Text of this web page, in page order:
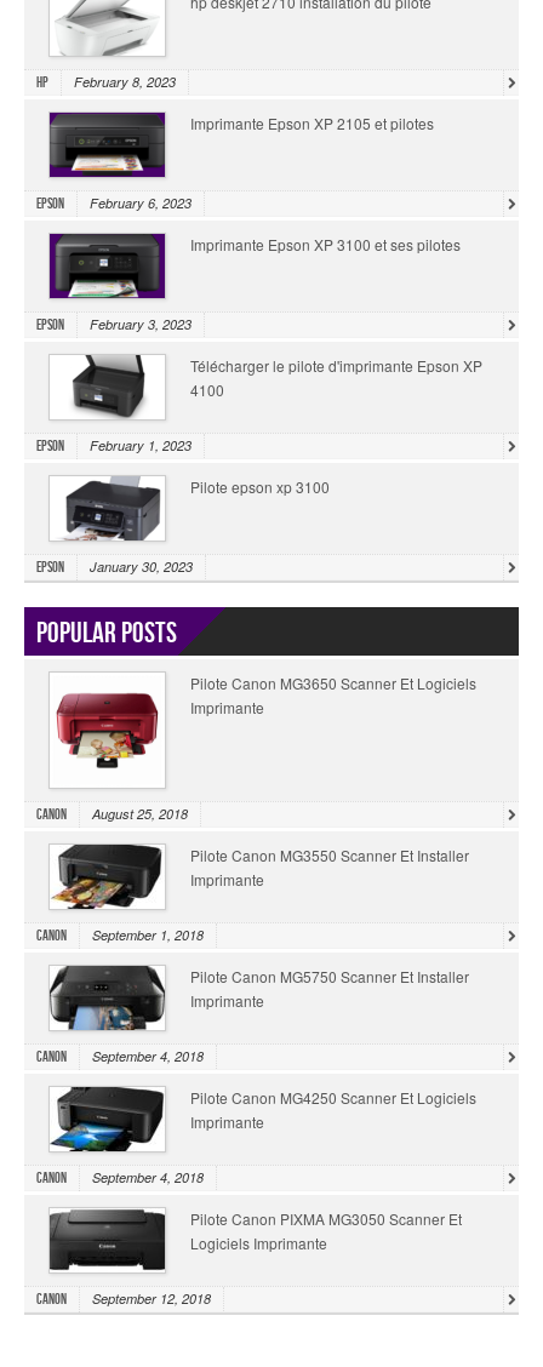
HP February 8, 2023
Imprimante Epson XP 2105 et pilotes
Epson February 6, 2023
Imprimante Epson XP 3100 et ses pilotes
Epson February 3, 2023
Télécharger le pilote d'imprimante Epson XP
4100
Epson February 1, 2023
Pilote epson xp 3100
Epson January 30, 2023
Popular Posts
Pilote Canon MG3650 Scanner Et Logiciels
Imprimante
Canon August 25, 2018
Pilote Canon MG3550 Scanner Et Installer
Imprimante
Canon September 1, 2018
Pilote Canon MG5750 Scanner Et Installer
Imprimante
Canon September 4, 2018
Pilote Canon MG4250 Scanner Et Logiciels
Imprimante
Canon September 4, 2018
Pilote Canon PIXMA MG3050 Scanner Et
Logiciels Imprimante
Canon September 12, 2018